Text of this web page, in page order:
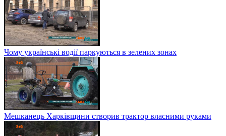
Чому українські водії паркуються в зелених зонах
Мешканець Харківщини створив трактор власними руками